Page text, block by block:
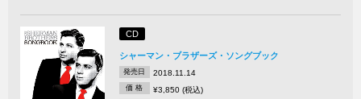
CD
シャーマン・ブラザーズ・ソングブック
発売日 2018.11.14
価 格 ¥3,850 (税込)